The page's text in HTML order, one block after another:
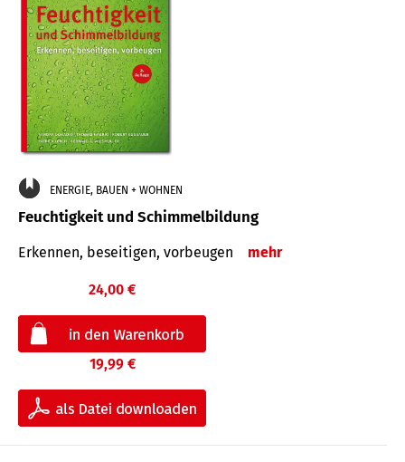
ENERGIE, BAUEN + WOHNEN
Feuchtigkeit und Schimmelbildung
Erkennen, beseitigen, vorbeugen mehr
24,00 €
19,99 €